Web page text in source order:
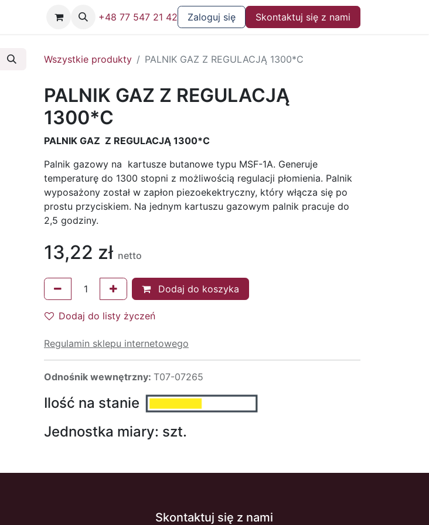
+48 77 547 21 42 Zaloguj się Skontaktuj się z nami
Wszystkie produkty PALNIK GAZ Z REGULACJĄ 1300*C
PALNIK GAZ Z REGULACJĄ
1300*C
PALNIK GAZ Z REGULACJĄ 1300*C
Palnik gazowy na kartusze butanowe typu MSF-1A. Generuje
temperaturę do 1300 stopni z możliwością regulacji płomienia. Palnik
wyposażony został w zapłon piezoekektryczny, który włącza się po
prostu przyciskiem. Na jednym kartuszu gazowym palnik pracuje do
2,5 godziny.
13,22 zł netto
Dodaj do koszyka
Dodaj do listy życzeń
Regulamin sklepu internetowego
Odnośnik wewnętrzny: T07-07265
Ilość na stanie
Jednostka miary: szt.
Skontaktuj się z nami